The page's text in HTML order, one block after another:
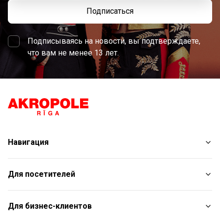
Подписаться
Подписываясь на новости, вы подтверждаете,
что вам не менее 13 лет.
Навигация
Магазины
Услуги
Развлечения
Рестораны
Для посетителей
План торгового центра
С животными
Для бизнес-клиентов